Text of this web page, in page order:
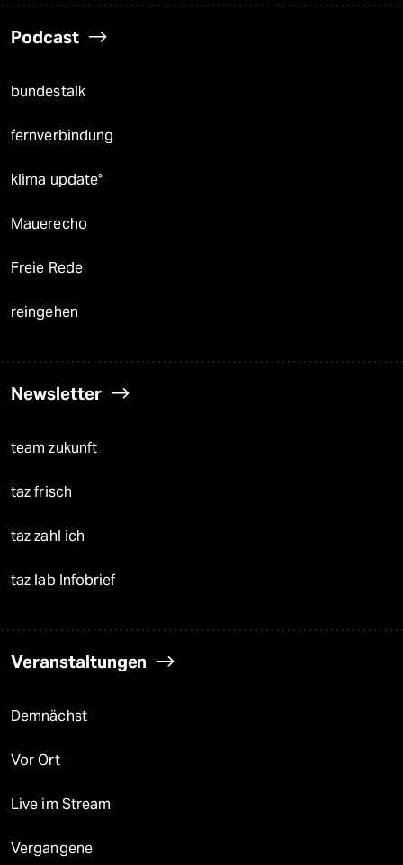
Podcast
bundestalk
fernverbindung
klima update°
Mauerecho
Freie Rede
reingehen
Newsletter
team zukunft
taz frisch
taz zahl ich
taz lab Infobrief
Veranstaltungen
Demnächst
Vor Ort
Live im Stream
Vergangene